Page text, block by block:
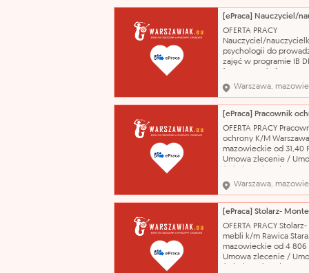
Obsługa
wykształcenie - średnie
zawodowe
średnie
wykształcenie -
lice
OFERTA PRACY
Nauczyciel/
psychologii do
zajęć w programie IB
mazowieckie od
140,00 PLN
- 12 godzin zajęć
umowę zlecenie, -
wynagrodzenie 100-
brutto/h, zależnie od
doświadczenia, -
gr
Warszawa,
OFERTA PRACY
ochrony K/M
mazowieckie od 31,40
Umowa zlecenie /
patrolowanie terenu
handlowego (pasaże), -
podejmowanie
sytuacjach tego
wykształcenie - średnie
ogólnokształcące
Pracownik o
Warszawa,
OFERTA PRACY
mebli k/m Rawica
mazowieckie od 4 806
Umowa zlecenie /